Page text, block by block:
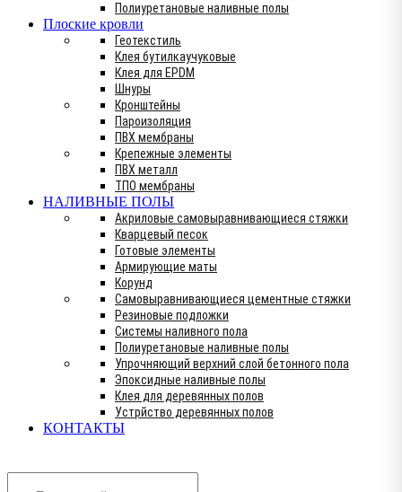
Полиуретановые наливные полы
Плоские кровли
Геотекстиль
Клея бутилкаучуковые
Клея для EPDM
Шнуры
Кронштейны
Пароизоляция
ПВХ мембраны
Крепежные элементы
ПВХ металл
ТПО мембраны
НАЛИВНЫЕ ПОЛЫ
Акриловые самовыравнивающиеся стяжки
Кварцевый песок
Готовые элементы
Армирующие маты
Корунд
Самовыравнивающиеся цементные стяжки
Резиновые подложки
Системы наливного пола
Полиуретановые наливные полы
Упрочняющий верхний слой бетонного пола
Эпоксидные наливные полы
Клея для деревянных полов
Устрйство деревянных полов
КОНТАКТЫ